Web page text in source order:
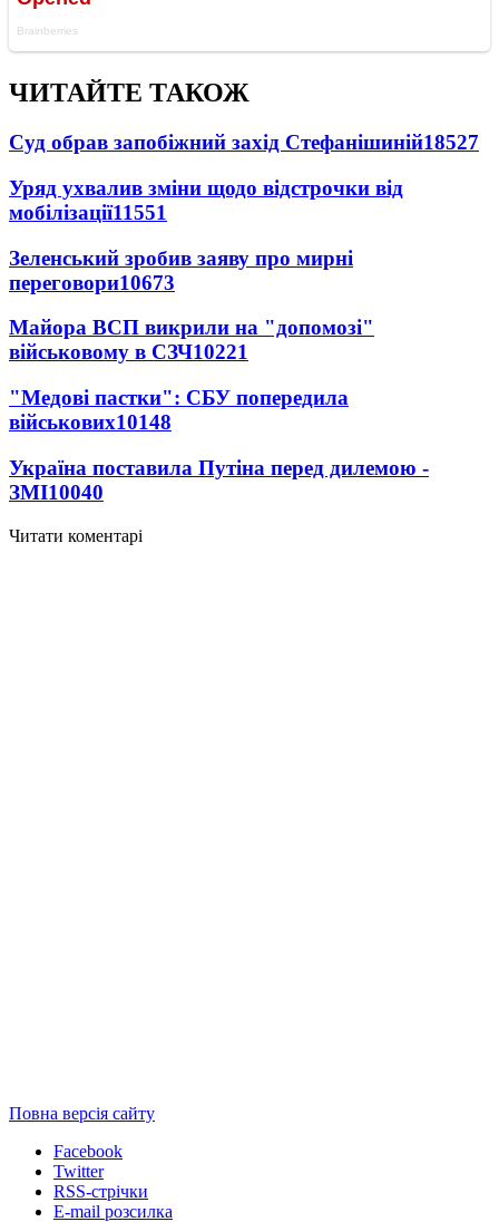
ЧИТАЙТЕ ТАКОЖ
Суд обрав запобіжний захід Стефанішиній18527
Уряд ухвалив зміни щодо відстрочки від
мобілізації11551
Зеленський зробив заяву про мирні
переговори10673
Майора ВСП викрили на "допомозі"
військовому в СЗЧ10221
"Медові пастки": СБУ попередила
військових10148
Україна поставила Путіна перед дилемою -
ЗМІ10040
Читати коментарі
Повна версія сайту
Facebook
Twitter
RSS-стрічки
E-mail розсилка